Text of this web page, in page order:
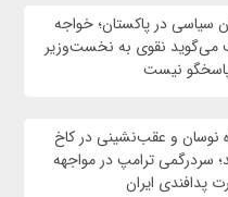
سیاسی در پاکستان؛ خواجه
نقوی به نخست‌وزیر
نیست
نوسان و عقب‌نشینی در کاخ
سردرگمی ترامپ در مواجهه
پدافندی ایران